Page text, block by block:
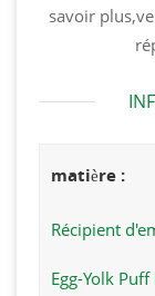
savoir
matière :
Récipient
Egg-Yolk